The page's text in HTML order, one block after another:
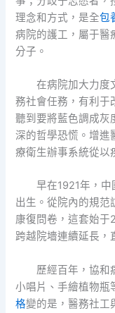
理念和方式，是全包
病院的護工，屬于醫
分子。
在病院加大力度
務社會任務，有利于
聽到要將藍色調成灰
深的哲學恐慌。增進
療衛生辦事系統從以
早在1921年，
出生。從院內的規范
康復問卷，這套始
跨越院墻連續延長，
歷經百年，協和
小唱片、手繪植物瓶
格變的是，醫務社工